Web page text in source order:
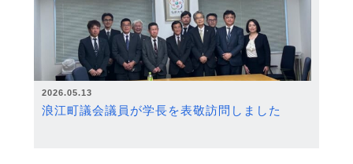
2026.05.13
浪江町議会議員が学長を表敬訪問しました